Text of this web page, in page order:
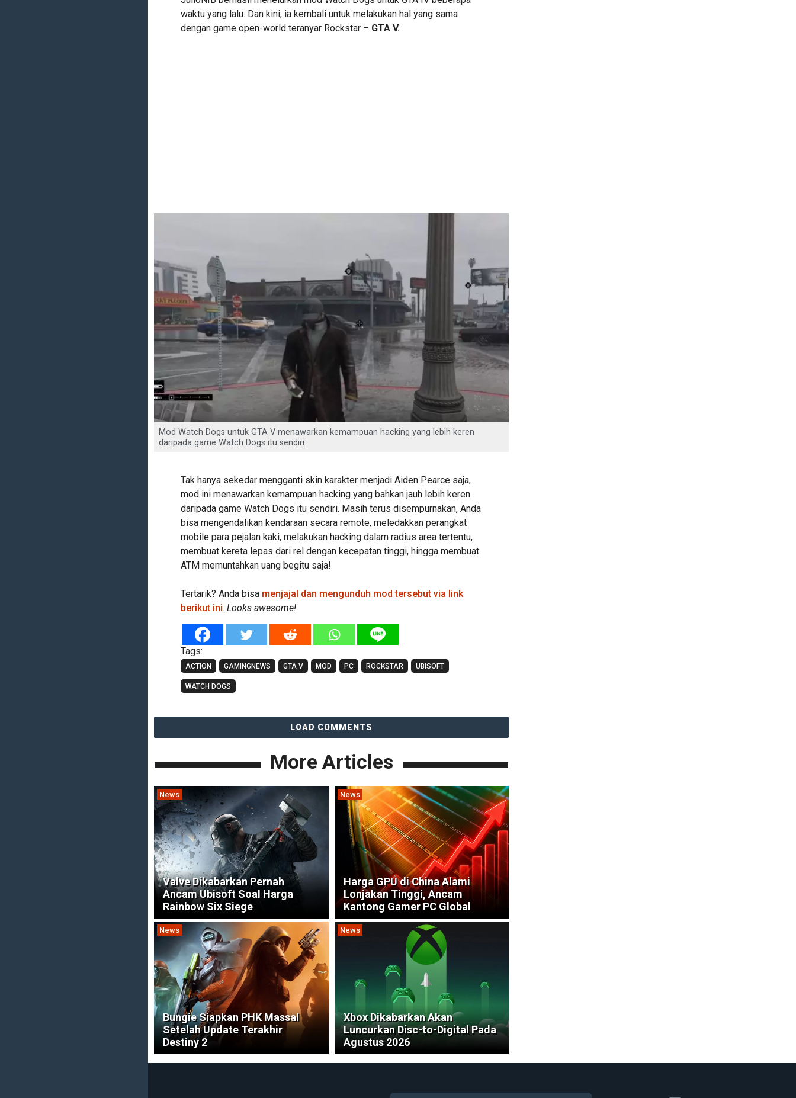
waktu yang lalu. Dan kini, ia kembali untuk melakukan hal yang sama
dengan game open-world teranyar Rockstar – GTA V.
Mod Watch Dogs untuk GTA V menawarkan kemampuan hacking yang lebih keren
daripada game Watch Dogs itu sendiri.
Tak hanya sekedar mengganti skin karakter menjadi Aiden Pearce saja,
mod ini menawarkan kemampuan hacking yang bahkan jauh lebih keren
daripada game Watch Dogs itu sendiri. Masih terus disempurnakan, Anda
bisa mengendalikan kendaraan secara remote, meledakkan perangkat
mobile para pejalan kaki, melakukan hacking dalam radius area tertentu,
membuat kereta lepas dari rel dengan kecepatan tinggi, hingga membuat
ATM memuntahkan uang begitu saja!
Tertarik? Anda bisa menjajal dan mengunduh mod tersebut via link
berikut ini. Looks awesome!
Tags:
ACTION GAMINGNEWS GTA V MOD PC ROCKSTAR UBISOFT
WATCH DOGS
LOAD COMMENTS
More Articles
News
Valve Dikabarkan Pernah
Ancam Ubisoft Soal Harga
Rainbow Six Siege
News
Harga GPU di China Alami
Lonjakan Tinggi, Ancam
Kantong Gamer PC Global
News
Bungie Siapkan PHK Massal
Setelah Update Terakhir
Destiny 2
News
Xbox Dikabarkan Akan
Luncurkan Disc-to-Digital Pada
Agustus 2026